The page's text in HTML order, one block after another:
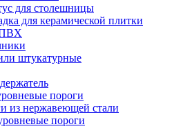
для столешницы
для керамической плитки
штукатурные
пороги
из нержавеющей стали
пороги